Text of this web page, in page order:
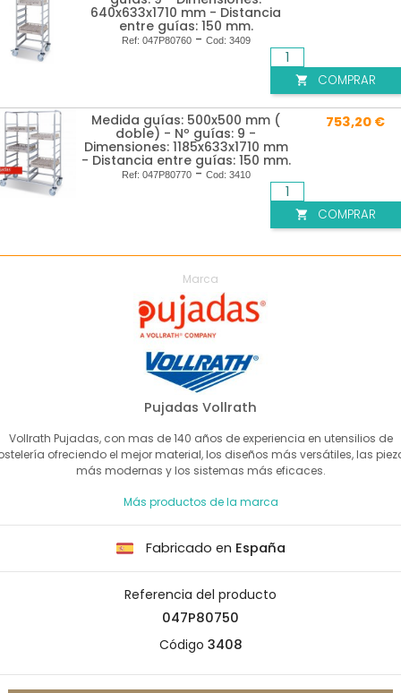
Marca
Pujadas Vollrath
Vollrath Pujadas, con mas de 140 años de experiencia en utensilios de
ofreciendo el mejor material, los diseños más versátiles, las
más modernas y los sistemas más eficaces.
Más productos de la marca
Fabricado en España
Referencia del producto
047P80750
Código 3408
640x633x1710 mm - Distancia
entre guías: 150 mm.
Ref: 047P80760- Cod: 3409
 COMPRAR
Medida guías: 500x500 mm (
doble) - Nº guías: 9 -
Dimensiones: 1185x633x1710 mm
- Distancia entre guías: 150 mm.
Ref: 047P80770- Cod: 3410
753,20 €
 COMPRAR